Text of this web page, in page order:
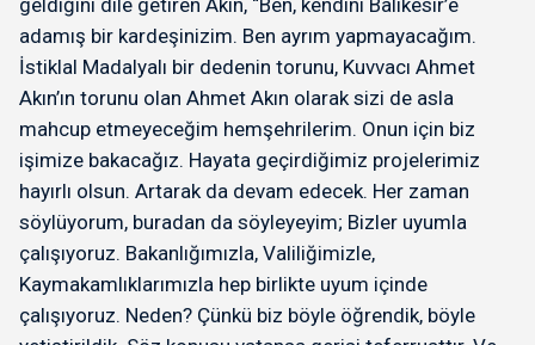
geldiğini dile getiren Akın, “Ben, kendini Balıkesir’e
adamış bir kardeşinizim. Ben ayrım yapmayacağım.
İstiklal Madalyalı bir dedenin torunu, Kuvvacı Ahmet
Akın’ın torunu olan Ahmet Akın olarak sizi de asla
mahcup etmeyeceğim hemşehrilerim. Onun için biz
işimize bakacağız. Hayata geçirdiğimiz projelerimiz
hayırlı olsun. Artarak da devam edecek. Her zaman
söylüyorum, buradan da söyleyeyim; Bizler uyumla
çalışıyoruz. Bakanlığımızla, Valiliğimizle,
Kaymakamlıklarımızla hep birlikte uyum içinde
çalışıyoruz. Neden? Çünkü biz böyle öğrendik, böyle